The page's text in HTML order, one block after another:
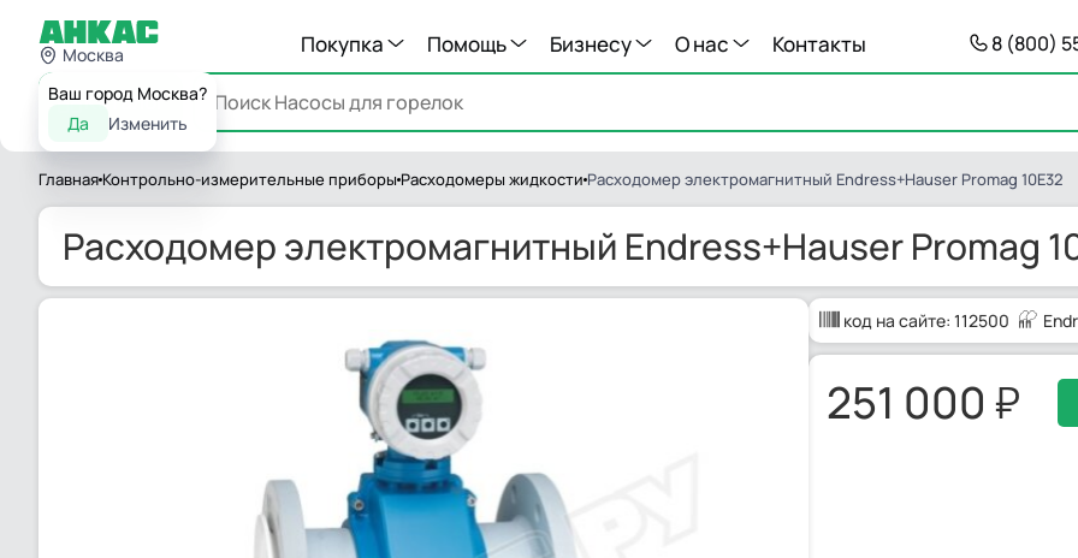
Москва
Ваш город Москва?
Да
Изменить
Покупка Помощь Бизнесу О нас Контакты 8 (800)
Каталог
Главная Контрольно-измерительные приборы Расходомеры жидкости Расходомер электромагнитный Endress+Hauser Promag 10E32
Расходомер электромагнитный Endress+Hauser Promag
код на сайте: 112500
251 000